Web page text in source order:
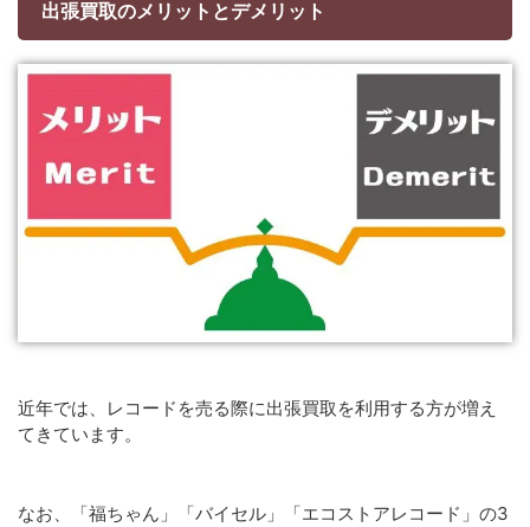
出張買取のメリットとデメリット
近年では、レコードを売る際に出張買取を利用する方が増え
てきています。
なお、「福ちゃん」「バイセル」「エコストアレコード」の3